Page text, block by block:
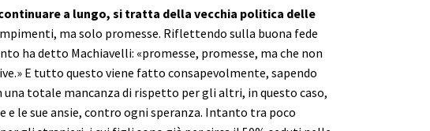
a lungo, si tratta della vecchia politica delle
ma solo promesse. Riflettendo sulla buona fede
ha detto Machiavelli: «promesse, promesse, ma che non
E tutto questo viene fatto consapevolmente, sapendo
una totale mancanza di rispetto per gli altri, in questo caso,
e le sue ansie, contro ogni speranza. Intanto tra poco